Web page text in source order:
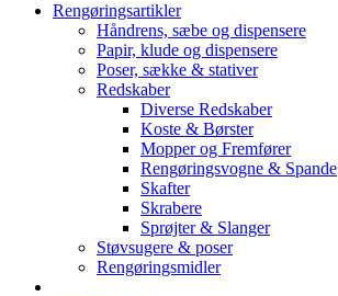
Rengøringsartikler
Håndrens, sæbe og dispensere
Papir, klude og dispensere
Poser, sække & stativer
Redskaber
Diverse Redskaber
Koste & Børster
Mopper og Fremfører
Rengøringsvogne & Spande
Skafter
Skrabere
Sprøjter & Slanger
Støvsugere & poser
Rengøringsmidler